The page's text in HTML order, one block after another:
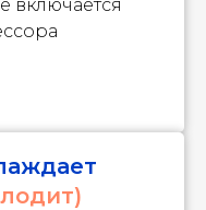
включается